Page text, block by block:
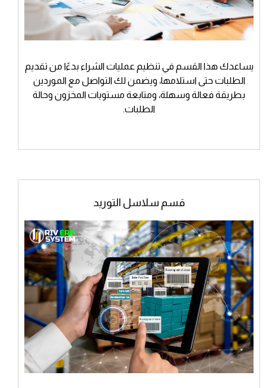
يساعدك هذا القسم في تنظيم عمليات الشراء بدءًا من تقديم
الطلبات حتى استلامها، ويضمن لك التواصل مع الموردين
بطريقة فعالة وسهلة، ومتابعة مستويات المخزون وحالة
الطلبات.
قسم سلاسل التوريد